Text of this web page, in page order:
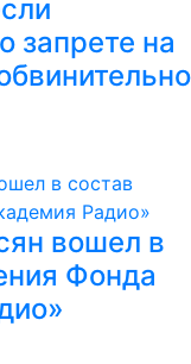
запрете на
вошел в
Фонда